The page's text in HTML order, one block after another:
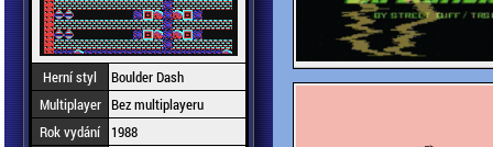
Herní styl
Boulder Dash
Multiplayer Bez multiplayeru
Rok vydání
1988